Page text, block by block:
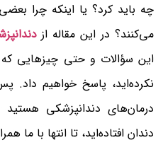
چه باید کرد؟ یا اینکه چرا
می‌کنند؟ در این مقاله از
این سؤالات و حتی چیزهایی که
نکرده‌اید، پاسخ خواهیم داد.
درمان‌های دندانپزشکی
دندان افتاده‌اید، تا انتها با ما